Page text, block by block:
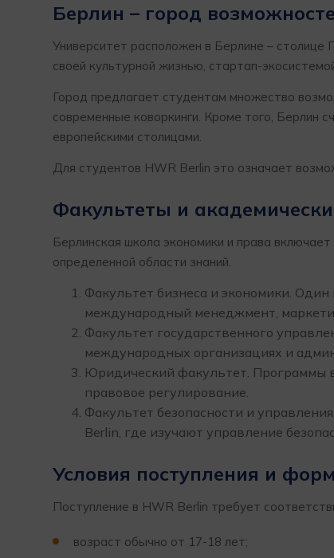
Берлин – город
Университет расположен в Берлине – столице
своей культурной жизнью, стартап-
Город предлагает студентам множество
современные коворкинги. Кроме того, Берлин
европейскими столицами.
Для студентов HWR Berlin это означает
Факультеты и
Берлинская школа экономики и права
определенной области знаний.
Факультет бизнеса и экономики.
международный менеджмент,
Факультет государственного
международных организациях и
Юридический факультет. Программы
правовое регулирование.
Факультет безопасности и
Berlin, где изучают управление
Условия поступления и
Поступление в HWR Berlin требует
возраст обычно от 17-18 лет;